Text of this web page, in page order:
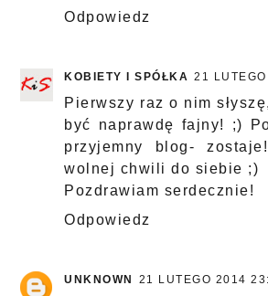
Odpowiedz
KOBIETY I SPÓŁKA 21
Pierwszy raz o nim
być naprawdę fajny! ;)
przyjemny blog-
wolnej chwili do siebie ;)
Pozdrawiam serdecznie!
Odpowiedz
UNKNOWN 21 LUTEGO 2014